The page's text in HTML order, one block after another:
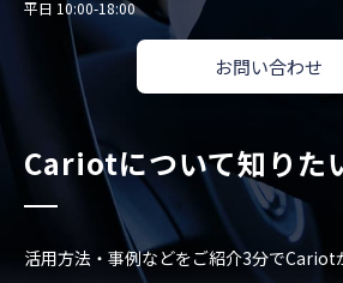
平日 10:00-18:00
お問い合わせ
Cariotについて知りた
活用方法・事例などをご紹介3分でCariot